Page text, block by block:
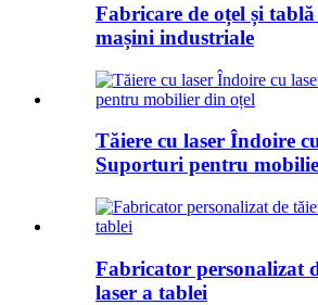
Fabricare de oțel și
mașini industriale
Tăiere cu laser Îndoire
Suporturi pentru
Fabricator personalizat
laser a tablei